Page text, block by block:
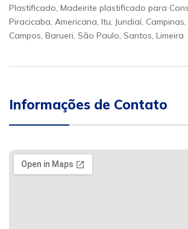
Plastificado, Madeirite plastificado para
Piracicaba, Americana, Itu, Jundiaí,
Campos, Barueri, São Paulo, Santos, Limeira
Informações de Contato